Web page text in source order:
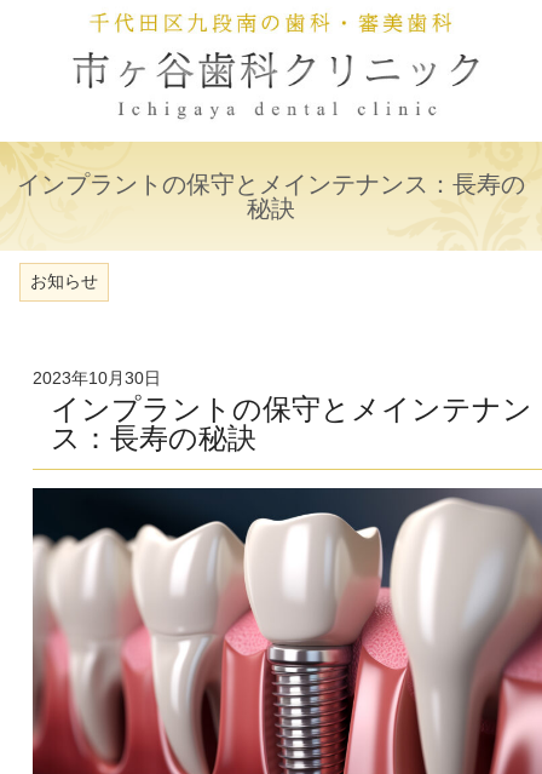
インプラントの保守とメインテナンス：長寿の
秘訣
お知らせ
2023年10月30日
インプラントの保守とメインテナン
ス：長寿の秘訣